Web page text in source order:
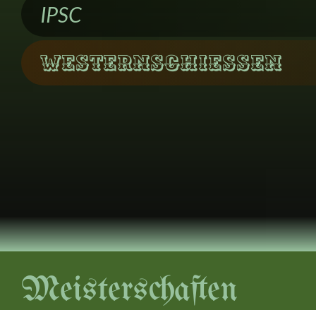
IPSC
Westernschiessen
Meisterschaften